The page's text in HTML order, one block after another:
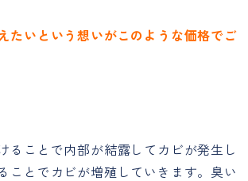
たいという想いがこのような価格でご
ことで内部が結露してカビが発生し
ことでカビが増殖していきます。臭い